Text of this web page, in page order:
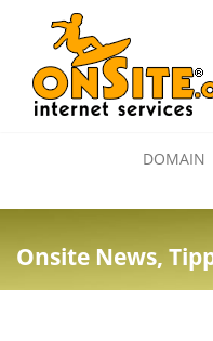
DOMAIN
Onsite News,